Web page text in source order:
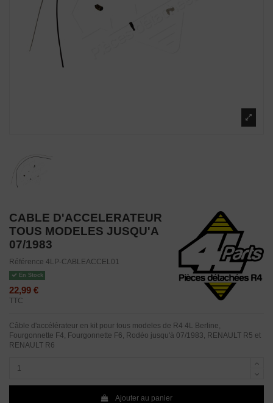
CABLE D'ACCELERATEUR
TOUS MODELES JUSQU'A
07/1983
Référence 4LP-CABLEACCEL01
En Stock
22,99 €
TTC
Câble d'accélérateur en kit pour tous modeles de R4 4L Berline,
Fourgonnette F4, Fourgonnette F6, Rodéo jusqu'à 07/1983, RENAULT R5 et
RENAULT R6
Ajouter au panier